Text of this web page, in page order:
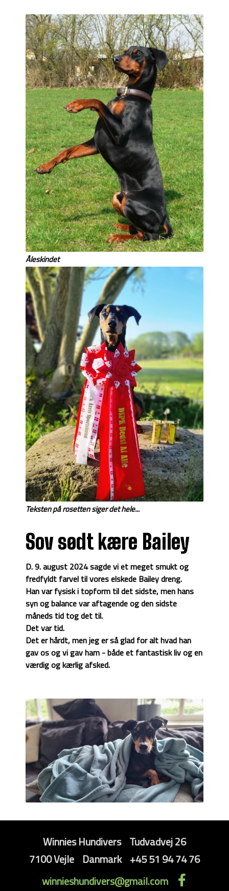
Åleskindet
Teksten på rosetten siger det hele...
Sov sødt kære Bailey
D. 9. august 2024 sagde vi et meget smukt og
fredfyldt farvel til vores elskede Bailey dreng.
Han var fysisk i topform til det sidste, men hans
syn og balance var aftagende og den sidste
måneds tid tog det til.
Det var tid.
Det er hårdt, men jeg er så glad for alt hvad han
gav os og vi gav ham - både et fantastisk liv og en
værdig og kærlig afsked.
Winnies Hundivers Tudvadvej 26
7100 Vejle Danmark +45 51 94 74 76
winnieshundivers@gmail.com